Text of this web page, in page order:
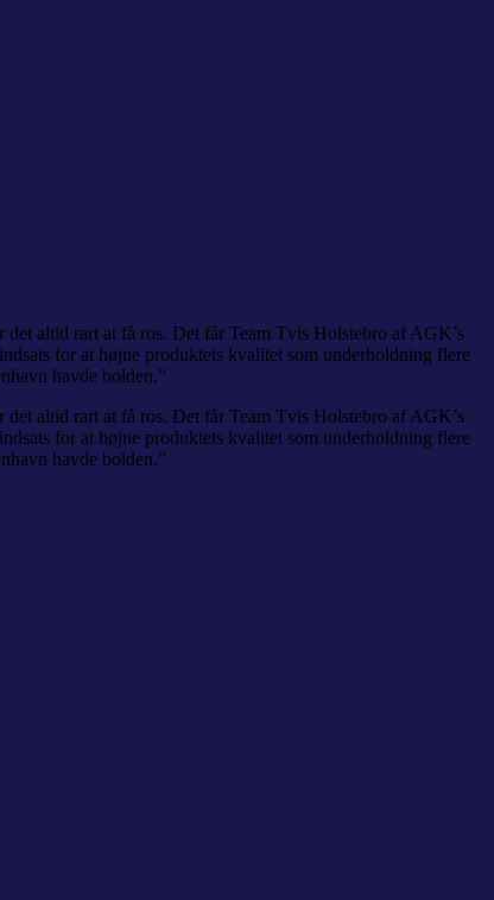
altid rart at få ros. Det får Team Tvis Holstebro af AGK’s
for at højne produktets kvalitet som underholdning flere
havde bolden.”
altid rart at få ros. Det får Team Tvis Holstebro af AGK’s
for at højne produktets kvalitet som underholdning flere
havde bolden.”